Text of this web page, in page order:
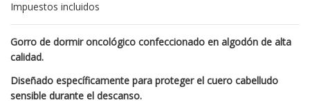
Impuestos incluidos
Gorro de dormir oncológico confeccionado en algodón de alta
calidad.
Diseñado específicamente para proteger el cuero cabelludo
sensible durante el descanso.